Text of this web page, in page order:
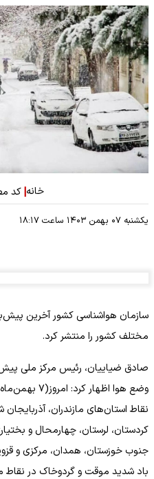
خانه| کد
یکشنبه ۰۷ بهمن ۱۴۰۳ ساعت
سازمان هواشناسی کشور آخرین
مختلف کشور را منتشر کرد.
صادق ضیاییان، رئیس مرکز ملی
وضع هوا
نقاط استان‌های مازندران، آذربایجان
کردستان، لرستان، چهارمحال و
جنوب خوزستان، همدان، مرکزی و
باد شدید موقت و گردوخاک در